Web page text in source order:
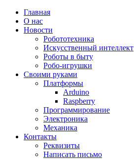
Главная
О нас
Новости
Робототехника
Искусственный интеллект
Роботы в быту
Робо-игрушки
Своими руками
Платформы
Arduino
Raspberry
Программирование
Электроника
Механика
Контакты
Реквизиты
Написать письмо